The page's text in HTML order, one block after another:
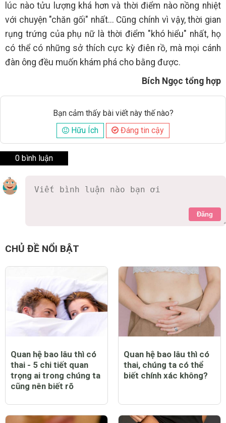
lúc nào tửu lượng khá hơn và thời điểm nào nồng nhiệt
với chuyện "chăn gối" nhất... Cũng chính vì vậy, thời gian
rụng trứng của phụ nữ là thời điểm "khó hiểu" nhất, họ
có thể có những sở thích cực kỳ điên rồ, mà mọi cánh
đàn ông đều muốn khám phá cho bằng được.
Bích Ngọc tổng hợp
Bạn cảm thấy bài viết này thế nào?
Hữu Ích
Đáng tin cậy
0 bình luận
Đăng
CHỦ ĐỀ NỔI BẬT
Quan hệ bao lâu thì có
thai - 5 chi tiết quan
trọng ai trong chúng ta
cũng nên biết rõ
Quan hệ bao lâu thì có
thai, chúng ta có thể
biết chính xác không?